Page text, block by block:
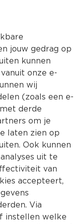
Kies jouw
jouw gedrag op
kunnen
onze e-
wij
(zoals een e-
derde
om je
laten zien op
Ook kunnen
uit te
van
accepteert,
Via
instellen welke